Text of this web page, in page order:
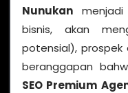
Nunukan
bisnis, akan
potensial), prospek
beranggapan
SEO Premium